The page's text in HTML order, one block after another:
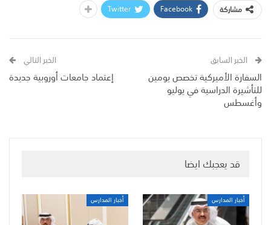
مشاركة
Facebook
Twitter
الخبر السابق
السفارة الأميركية تخصص يومين
للتأشيرة الدراسية في يوليو
وأغسطس
الخبر التالي
إعتماد جامعات أوروبية جديدة
قد يعجبك ايضا
أخبار المدارس أخبار المدارس